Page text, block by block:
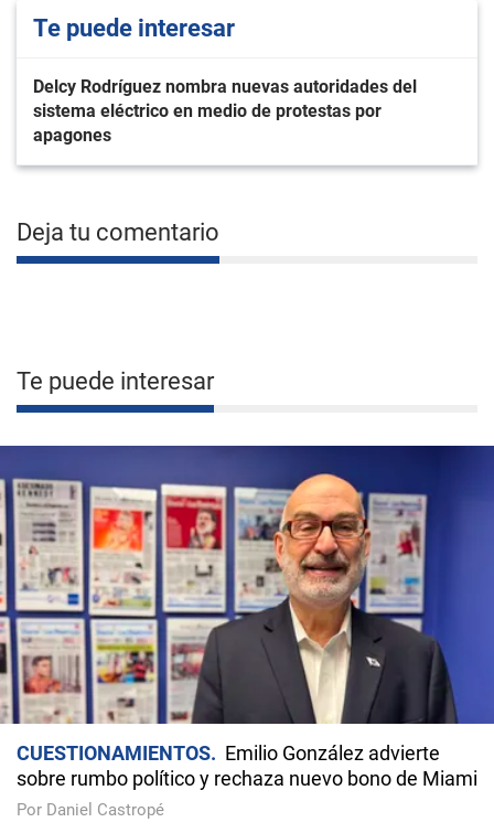
Te puede interesar
Delcy Rodríguez nombra nuevas autoridades del
sistema eléctrico en medio de protestas por
apagones
Deja tu comentario
Te puede interesar
CUESTIONAMIENTOS
Emilio González advierte
sobre rumbo político y rechaza nuevo bono de Miami
Por Daniel Castropé